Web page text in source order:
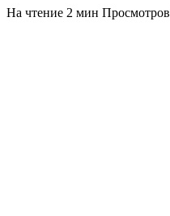
На чтение 2 мин Просмотров